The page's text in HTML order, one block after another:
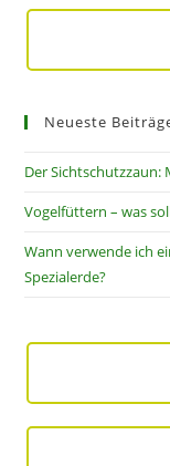
Neueste
Der Sichtschutzzaun:
Vogelfüttern – was
Wann verwende ich
Spezialerde?